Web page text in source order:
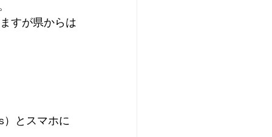
すが県からは
）とスマホに